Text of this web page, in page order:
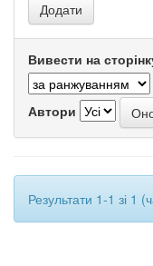
Вивести на
Автори
Результати 1-1 зі 1